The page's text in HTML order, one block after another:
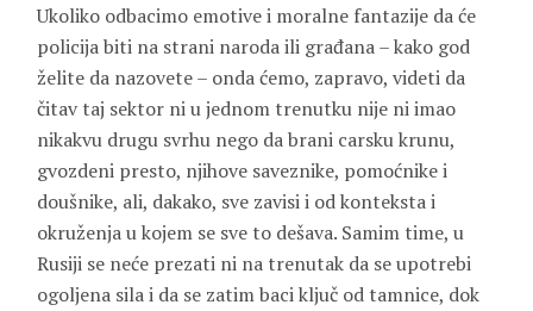
Ukoliko odbacimo emotive i moralne fantazije da će
policija biti na strani naroda ili građana – kako god
želite da nazovete – onda ćemo, zapravo, videti da
čitav taj sektor ni u jednom trenutku nije ni imao
nikakvu drugu svrhu nego da brani carsku krunu,
gvozdeni presto, njihove saveznike, pomoćnike i
doušnike, ali, dakako, sve zavisi i od konteksta i
okruženja u kojem se sve to dešava. Samim time, u
Rusiji se neće prezati ni na trenutak da se upotrebi
ogoljena sila i da se zatim baci ključ od tamnice, dok